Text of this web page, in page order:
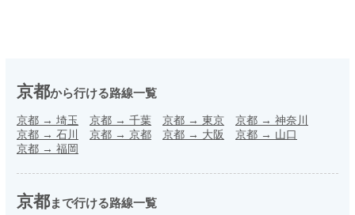
京都から行ける路線一覧
京都 → 埼玉 京都 → 千葉 京都 → 東京 京都 → 神奈川
京都 → 石川 京都 → 京都 京都 → 大阪 京都 → 山口
京都 → 福岡
京都まで行ける路線一覧